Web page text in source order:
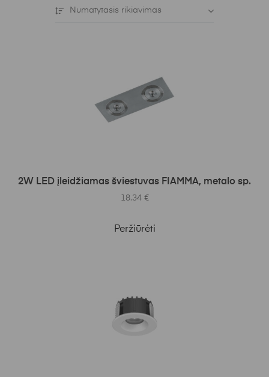
Numatytasis rikiavimas
Į KREPŠELĮ
2W LED įleidžiamas šviestuvas FIAMMA, metalo sp.
18.34 €
Peržiūrėti